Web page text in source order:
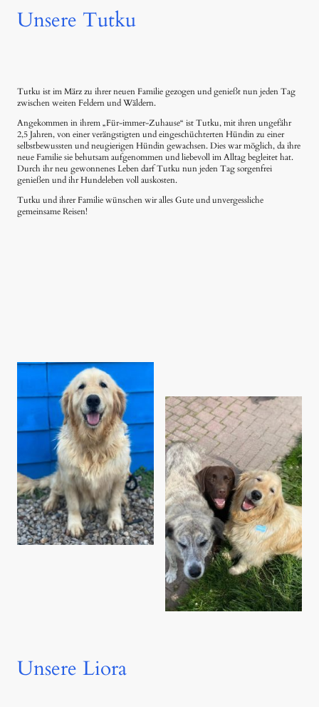
Unsere Tutku
Tutku ist im März zu ihrer neuen Familie gezogen und genießt nun jeden Tag
zwischen weiten Feldern und Wäldern.
Angekommen in ihrem „Für-immer-Zuhause“ ist Tutku, mit ihren ungefähr
2,5 Jahren, von einer verängstigten und eingeschüchterten Hündin zu einer
selbstbewussten und neugierigen Hündin gewachsen. Dies war möglich, da ihre
neue Familie sie behutsam aufgenommen und liebevoll im Alltag begleitet hat.
Durch ihr neu gewonnenes Leben darf Tutku nun jeden Tag sorgenfrei
genießen und ihr Hundeleben voll auskosten.
Tutku und ihrer Familie wünschen wir alles Gute und unvergessliche
gemeinsame Reisen!
Unsere Liora